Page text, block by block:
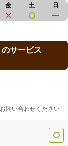
金 土
日
サービス
問い合わせください